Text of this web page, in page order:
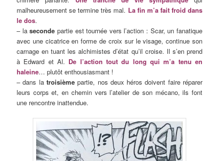
malheureusement se termine très mal. La fin m’a fait froid dans
le dos.
– laseconde partie est tournée vers l’action : Scar, un fanatique
avec une cicatrice en forme de croix sur le visage, continue son
carnage en tuant les alchimistes d’état qu’il croise. Il s’en prend
à Edward et Al. De l’action tout du long qui m’a tenu en
haleine… plutôt enthousiasmant !
– dans la troisièmepartie, nos deux héros doivent faire réparer
leurs corps et, en chemin vers l’atelier de son mécano, ils font
une rencontre inattendue.